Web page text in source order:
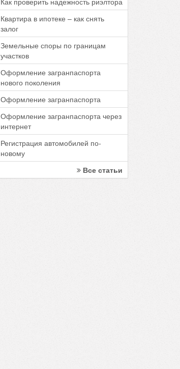
Квартира в ипотеке – как снять
залог
Земельные споры по границам
участков
Оформление загранпаспорта
нового поколения
Оформление загранпаспорта
Оформление загранпаспорта через
интернет
Регистрация автомобилей по-
новому
Все статьи